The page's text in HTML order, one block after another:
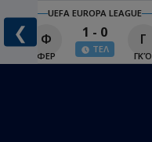
❮
UEFA EUROPA LEAGUE
Φ
ΦΕΡ
1 - 0
ΤΕΛ
Γ
ΓΚΌ